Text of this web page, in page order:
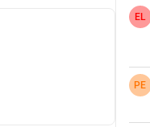
EL
PE